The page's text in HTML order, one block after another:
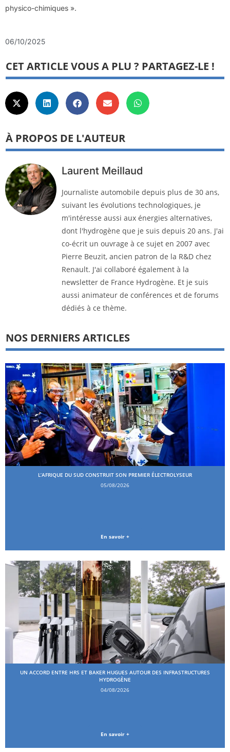
physico-chimiques ».
06/10/2025
CET ARTICLE VOUS A PLU ? PARTAGEZ-LE !
À PROPOS DE L'AUTEUR
Laurent Meillaud
Journaliste automobile depuis plus de 30 ans,
suivant les évolutions technologiques, je
m'intéresse aussi aux énergies alternatives,
dont l'hydrogène que je suis depuis 20 ans. J'ai
co-écrit un ouvrage à ce sujet en 2007 avec
Pierre Beuzit, ancien patron de la R&D chez
Renault. J'ai collaboré également à la
newsletter de France Hydrogène. Et je suis
aussi animateur de conférences et de forums
dédiés à ce thème.
NOS DERNIERS ARTICLES
L’AFRIQUE DU SUD CONSTRUIT SON PREMIER ÉLECTROLYSEUR
05/08/2026
En savoir +
UN ACCORD ENTRE HRS ET BAKER HUGUES AUTOUR DES INFRASTRUCTURES
HYDROGÈNE
04/08/2026
En savoir +